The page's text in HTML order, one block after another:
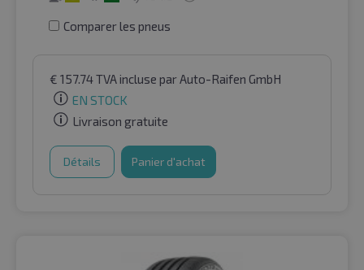
Comparer les pneus
€ 157.74TVA incluse par Auto-Raifen GmbH
EN STOCK
Livraison gratuite
Détails Panier d'achat